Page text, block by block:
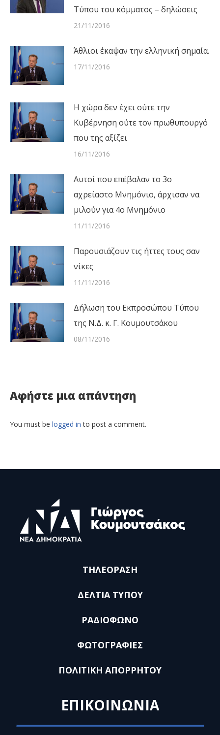
Τύπου του κόμματος – δηλώσεις
21/11/2016
Άθλιοι έκαψαν την ελληνική σημαία.
17/11/2016
Η χώρα δεν έχει ούτε την
Κυβέρνηση ούτε τον πρωθυπουργό
που της αξίζει
16/11/2016
Αυτοί που επέβαλαν το 3ο
αχρείαστο Μνημόνιο, άρχισαν να
μιλούν για 4ο Μνημόνιο
11/11/2016
Παρουσιάζουν τις ήττες τους σαν
νίκες
11/11/2016
Δήλωση του Εκπροσώπου Τύπου
της Ν.Δ. κ. Γ. Κουμουτσάκου
08/11/2016
Αφήστε μια απάντηση
You must be logged in to post a comment.
ΤΗΛΕΟΡΑΣΗ
ΔΕΛΤΙΑ ΤΥΠΟΥ
ΡΑΔΙΟΦΩΝΟ
ΦΩΤΟΓΡΑΦΙΕΣ
ΠΟΛΙΤΙΚΗ ΑΠΟΡΡΗΤΟΥ
ΕΠΙΚΟΙΝΩΝΙΑ